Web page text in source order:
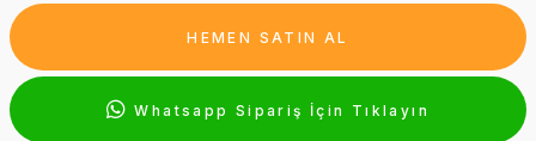
HEMEN SATIN AL
Whatsapp Sipariş İçin Tıklayın